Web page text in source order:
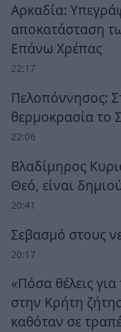
Αρκαδία:
αποκατάσταση
Επάνω Χρέπας
22:17
Πελοπόννησος:
θερμοκρασία το
22:06
Βλαδίμηρος
Θεό, είναι
20:41
Σεβασμό στους
20:17
«Πόσα θέλεις
στην Κρήτη
καθόταν σε